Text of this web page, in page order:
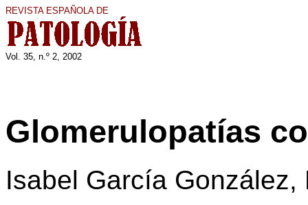
REVISTA ESPAÑOLA DE
Vol. 35, n.º 2, 2002
Glomerulopatías
Isabel García